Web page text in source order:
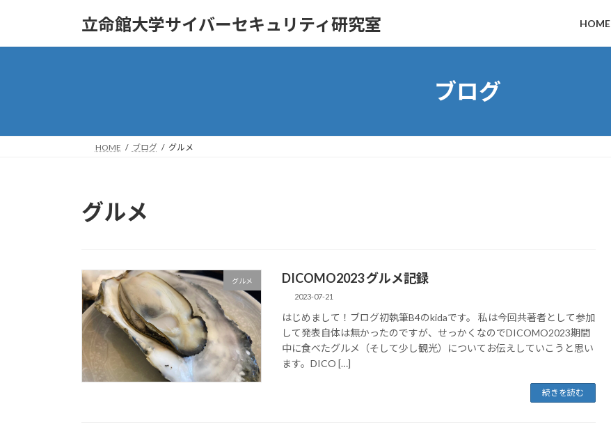
立命館大学サイバーセキュリティ研究室 HOME
ブログ
HOME ブログ グルメ
グルメ
グルメ DICOMO2023 グルメ記録
2023-07-21
はじめまして！ブログ初執筆B4のkidaです。 私は今回共著者として参加
して発表自体は無かったのですが、せっかくなのでDICOMO2023期間
中に食べたグルメ（そして少し観光）についてお伝えしていこうと思い
ます。DICO […]
続きを読む